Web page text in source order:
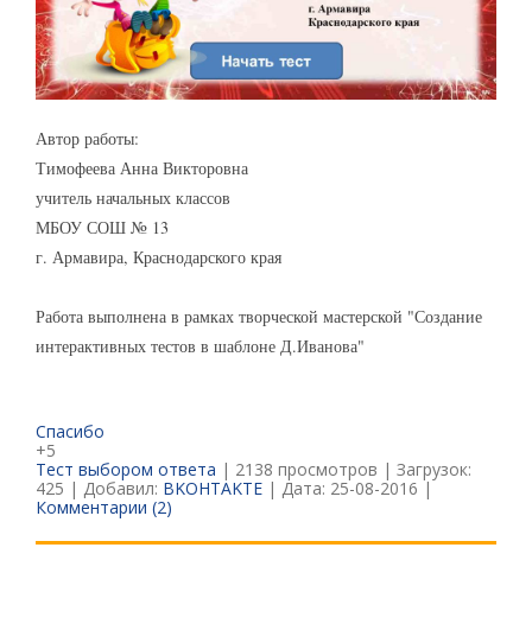
Автор работы:
Тимофеева Анна Викторовна
учитель начальных классов
МБОУ СОШ № 13
г. Армавира, Краснодарского края
Работа выполнена в рамках творческой мастерской "Создание
интерактивных тестов в шаблоне Д.Иванова"
Спасибо
+5
Тест выбором ответа | 2138 просмотров | Загрузок:
425 | Добавил: BKOHTAKTE | Дата: 25-08-2016 |
Комментарии (2)